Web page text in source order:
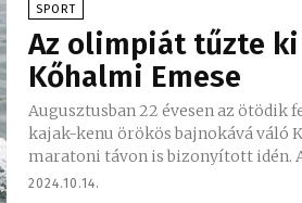
SPORT
Az olimpiát tűzte
Kőhalmi Emese
Augusztusban 22 évesen az
kajak-kenu örökös bajnokává váló
2024.10.14.